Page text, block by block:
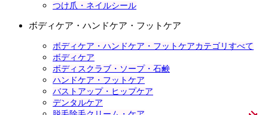
つけ爪・ネイルシール
ボディケア・ハンドケア・フットケア
ボディケア・ハンドケア・フットケアカテゴリすべて
ボディケア
ボディスクラブ・ソープ・石鹸
ハンドケア・フットケア
バストアップ・ヒップケア
デンタルケア